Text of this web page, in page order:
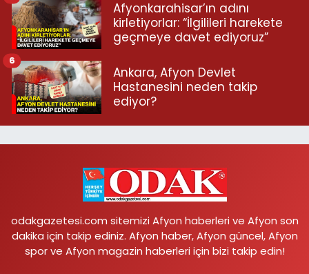
Afyonkarahisar’ın adını
kirletiyorlar: “İlgilileri harekete
geçmeye davet ediyoruz”
Ankara, Afyon Devlet
Hastanesini neden takip
ediyor?
6
odakgazetesi.com sitemizi Afyon haberleri ve Afyon son
dakika için takip ediniz. Afyon haber, Afyon güncel, Afyon
spor ve Afyon magazin haberleri için bizi takip edin!